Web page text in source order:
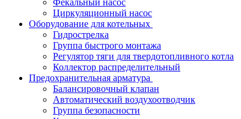
Фекальный насос
Циркуляционный насос
Оборудование для котельных
Гидрострелка
Группа быстрого монтажа
Регулятор тяги для твердотопливного котла
Коллектор распределительный
Предохранительная арматура
Балансировочный клапан
Автоматический воздухоотводчик
Группа безопасности